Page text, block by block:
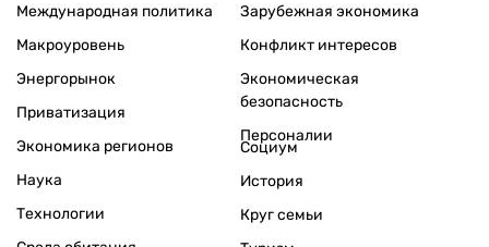
Международная политика
Макроуровень
Энергорынок
Приватизация
Экономика регионов
Зарубежная экономика
Конфликт интересов
Экономическая
безопасность
Персоналии
Наука
Технологии
Социум
История
Круг семьи